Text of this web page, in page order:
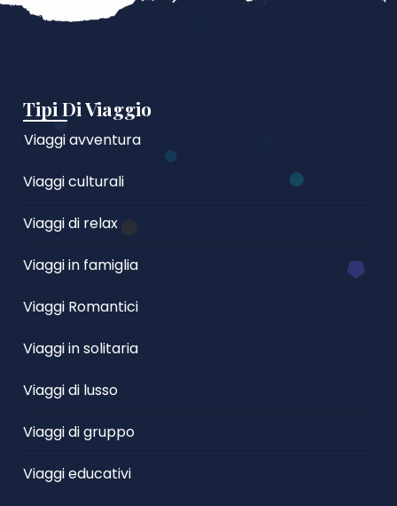
Tipi Di Viaggio
Viaggi avventura
Viaggi culturali
Viaggi di relax
Viaggi in famiglia
Viaggi Romantici
Viaggi in solitaria
Viaggi di lusso
Viaggi di gruppo
Viaggi educativi